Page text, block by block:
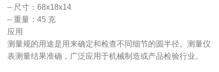
– 尺寸：68x18x14
– 重量：45 克
应用
测量规的用途是用来确定和检查不同细节的圆半径。测量仪
表测量结果准确，广泛应用于机械制造或产品检验行业。